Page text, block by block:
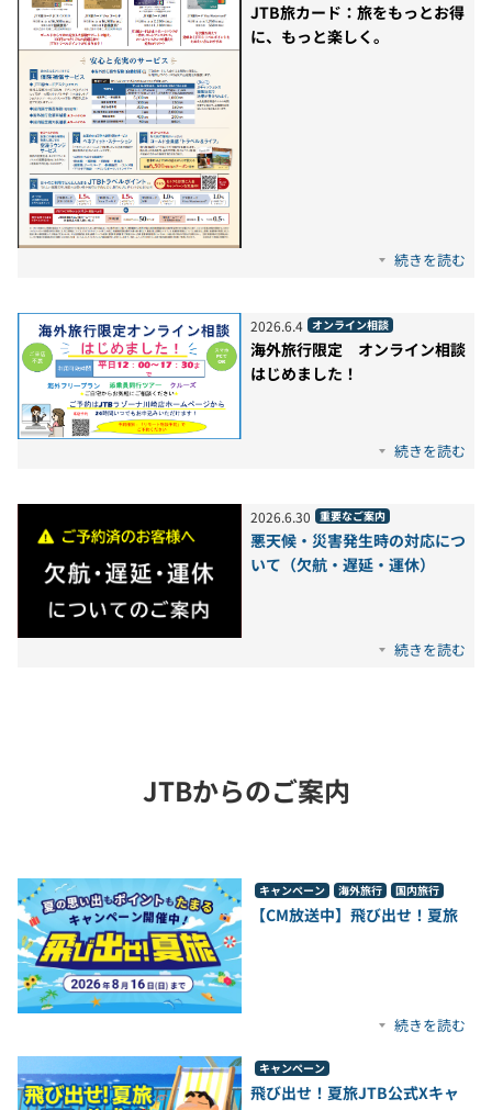
JTB旅カード：旅をもっとお得
に、もっと楽しく。
続きを読む
2026.6.4 オンライン相談
海外旅行限定 オンライン相談
はじめました！
続きを読む
2026.6.30 重要なご案内
悪天候・災害発生時の対応につ
いて（欠航・遅延・運休）
続きを読む
JTBからのご案内
キャンペーン 海外旅行 国内旅行
【CM放送中】飛び出せ！夏旅
続きを読む
キャンペーン
飛び出せ！夏旅JTB公式Xキャ